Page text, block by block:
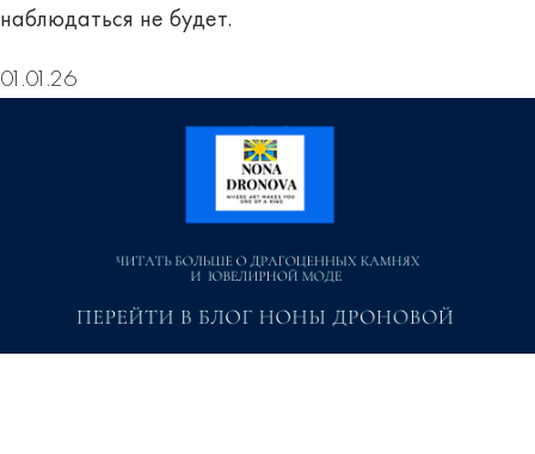
наблюдаться не будет.
01.01.26